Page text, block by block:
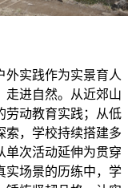
外实践作为实景育人
走进自然。从近郊山
劳动教育实践；从低
索，学校持续搭建多
单次活动延伸为贯穿
实场景的历练中，学